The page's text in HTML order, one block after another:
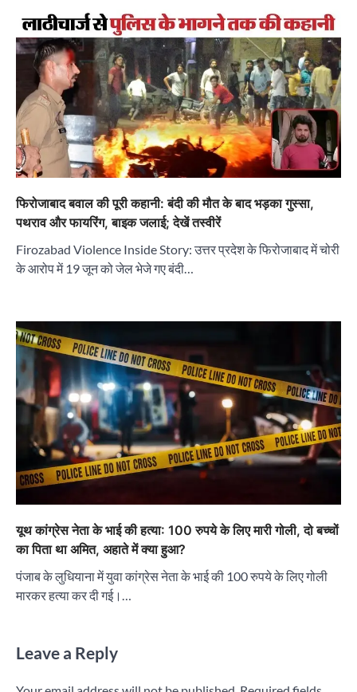
फिरोजाबाद बवाल की पूरी कहानी: बंदी की मौत के बाद भड़का गुस्सा,
पथराव और फायरिंग, बाइक जलाई; देखें तस्वीरें
Firozabad Violence Inside Story: उत्तर प्रदेश के फिरोजाबाद में चोरी
के आरोप में 19 जून को जेल भेजे गए बंदी…
यूथ कांग्रेस नेता के भाई की हत्या: 100 रुपये के लिए मारी गोली, दो बच्चों
का पिता था अमित, अहाते में क्या हुआ?
पंजाब के लुधियाना में युवा कांग्रेस नेता के भाई की 100 रुपये के लिए गोली
मारकर हत्या कर दी गई।…
Leave a Reply